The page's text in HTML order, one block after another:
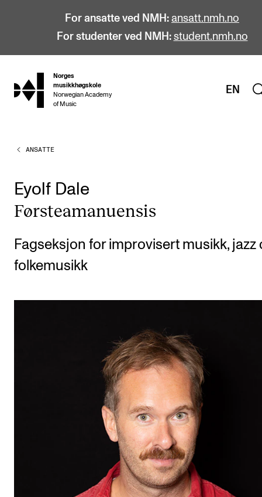
For ansatte ved NMH: ansatt.nmh.no
For studenter ved NMH: student.nmh.no
hjem
Norges
musikkhøgskole
Norwegian Academy
of Music
EN
STUDIER
Bachelor
Master
Doktorgrad
Årsstudium og videreutdanning
Talentutvikling
Studentutvalet SUT (student.nmh.no)
ANSATTE
Eyolf Dale
Første­ama­nu­en­sis
Fagseksjon for improvisert musikk, jazz
folkemusikk